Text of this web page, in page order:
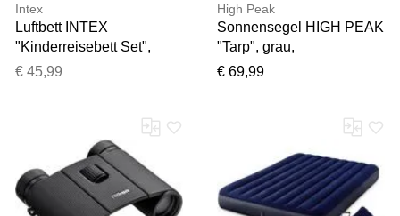
Intex
Luftbett INTEX
"Kinderreisebett Set",
natur, Luftbetten, Kinder,
B:107cm H:25cm L:168cm
€ 45,99
High Peak
Sonnensegel HIGH PEAK
"Tarp", grau,
Sonnensegel, B/T: 400cm,
€ 69,99